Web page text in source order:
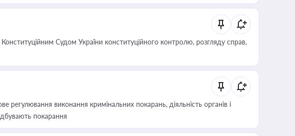
Судом України конституційного контролю, розгляду справ,
регулювання виконання кримінальних покарань, діяльність органів і
покарання